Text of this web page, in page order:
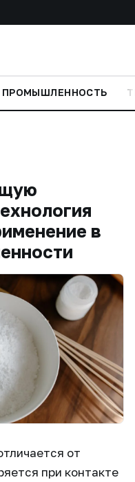
ПРОМЫШЛЕННОСТЬ
в
от
при контакте